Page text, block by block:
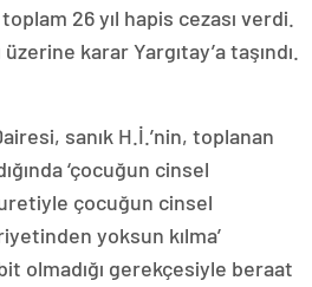
26 yıl hapis cezası verdi.
karar Yargıtay’a taşındı.
sanık H.İ.’nin, toplanan
‘çocuğun cinsel
çocuğun cinsel
yoksun kılma’
olmadığı gerekçesiyle beraat